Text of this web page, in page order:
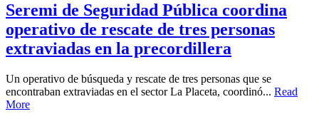
Seremi de Seguridad Pública coordina
operativo de rescate de tres personas
extraviadas en la precordillera
Un operativo de búsqueda y rescate de tres personas que se
encontraban extraviadas en el sector La Placeta, coordinó... Read
More